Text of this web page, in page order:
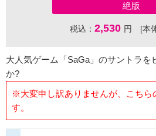
絶版
税込： 2,530 円 [本
大人気ゲーム「SaGa」のサントラを
か?
※大変申し訳ありませんが、こちら
す。